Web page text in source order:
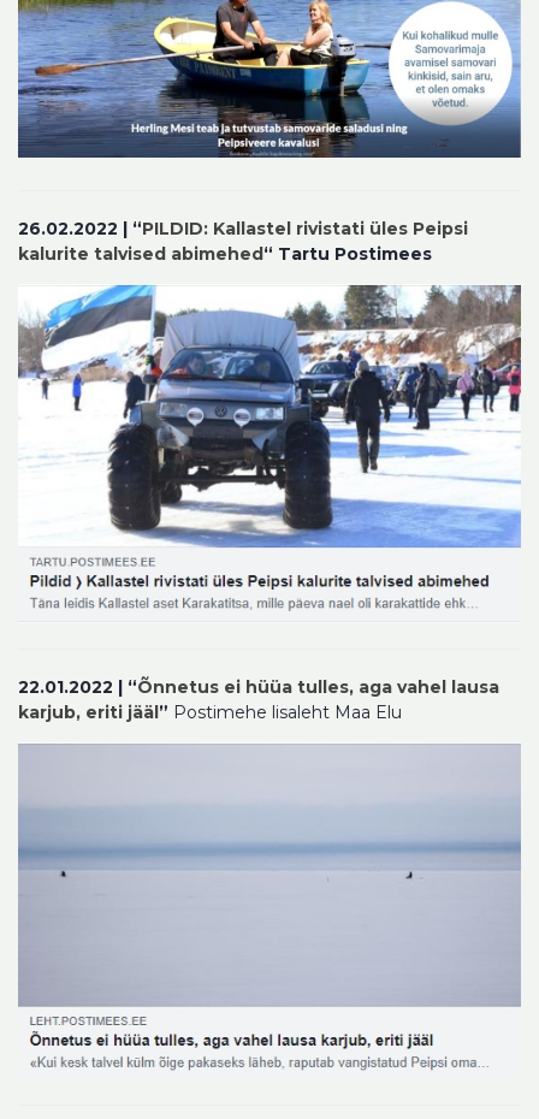
26.02.2022 | “PILDID: Kallastel rivistati üles Peipsi
kalurite talvised abimehed“ Tartu Postimees
22.01.2022 | “Õnnetus ei hüüa tulles, aga vahel lausa
karjub, eriti jääl” Postimehe lisaleht Maa Elu